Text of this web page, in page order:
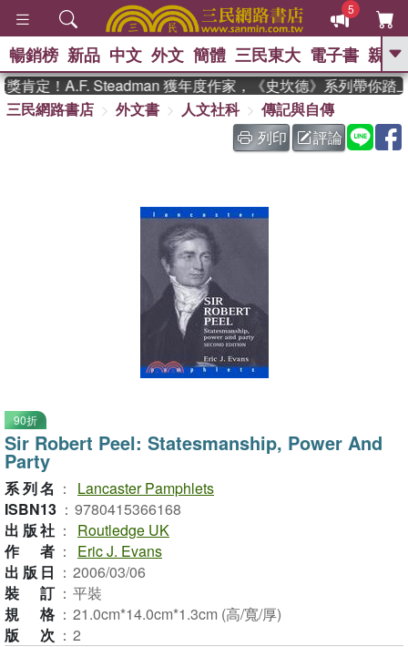
5
GO
熱搜： 東野圭吾 、 The Odyssey
、 如果歷史是一群喵 、 暑期
國際布克獎 臺灣漫遊錄 、 方
暢銷榜 新品 中文 外文 簡體 三民東大 電子書 親子
肯定！A.F. Steadman 獲年度作家，《史坎德》系列帶你踏上
三民網路書店
外文書 人文社科
傳記與自傳
列印
評論
90折
Sir Robert Peel: Statesmanship, Power And
Party
系列名 ：
Lancaster Pamphlets
ISBN13 ： 9780415366168
出版社 ：
Routledge UK
作者 ：
Eric J. Evans
出版日 ： 2006/03/06
裝訂 ： 平裝
規格 ： 21.0cm*14.0cm*1.3cm (高/寬/厚)
版次 ： 2